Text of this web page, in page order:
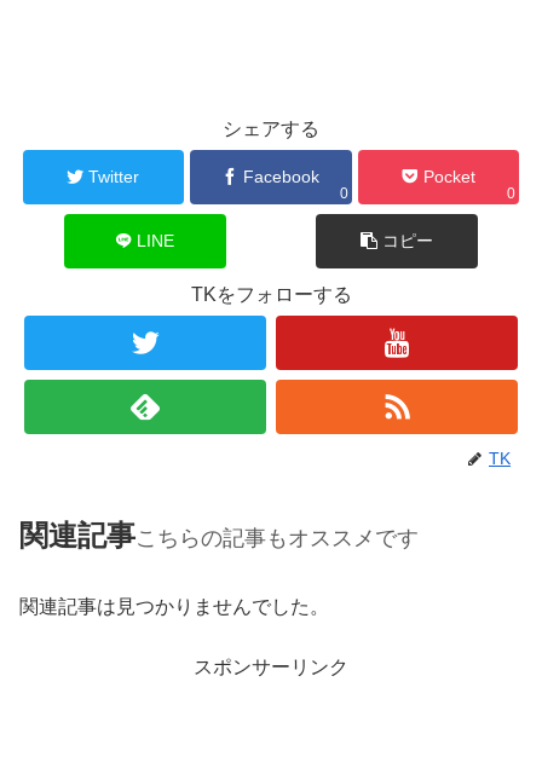
シェアする
Twitter Facebook
0
Pocket
0
LINE コピー
TKをフォローする
TK
関連記事こちらの記事もオススメです
関連記事は見つかりませんでした。
スポンサーリンク